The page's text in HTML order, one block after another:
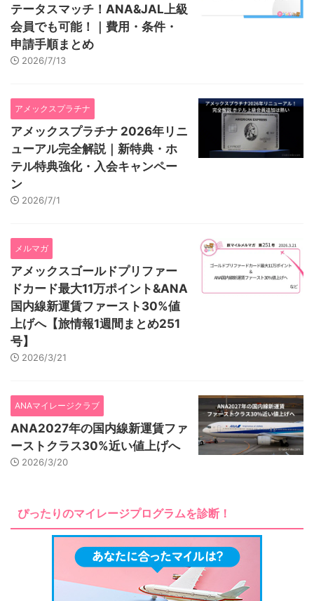
テータスマッチ！ANA&JAL上級
会員でも可能！｜費用・条件・
申請手順まとめ
2026/7/13
アメックスプラチナ
アメックスプラチナ 2026年リニ
ューアル完全解説｜新特典・ホ
テル特典強化・入会キャンペー
ン
2026/7/1
メルマガ
アメックスゴールドプリファー
ドカード最大11万ポイント&ANA
国内線新運賃ファースト30%値
上げへ【旅情報1週間まとめ251
号】
2026/3/21
ANAマイレージクラブ
ANA2027年の国内線新運賃ファ
ーストクラス30%近い値上げへ
2026/3/20
ぴったりのマイレージプログラムを診断！